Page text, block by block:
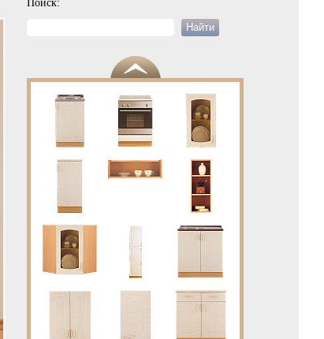
Поиск:
Найти